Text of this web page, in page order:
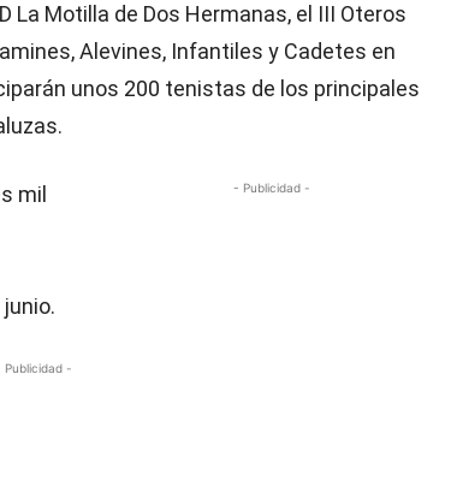
La Motilla de Dos Hermanas, el III Oteros
Alevines, Infantiles y Cadetes en
unos 200 tenistas de los principales
- Publicidad -
mil
Publicidad -